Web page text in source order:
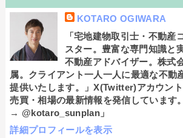
KOTARO OGIWARA
「宅地建物取引士・不動産
スター。豊富な専門知識と
不動産アドバイザー。株式
属。クライアント一人一人に最適な不動
提供いたします。」X(Twitter)アカウン
売買・相場の最新情報を発信しています
→ @kotaro_sunplan」
詳細プロフィールを表示